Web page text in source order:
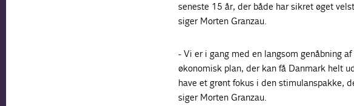
seneste 15 år, der både har sikret øget
siger Morten Granzau.
- Vi er i gang med en langsom genåbning
økonomisk plan, der kan få Danmark helt
have et grønt fokus i den stimulanspakke,
siger Morten Granzau.